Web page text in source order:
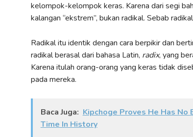
kelompok-kelompok keras. Karena dari segi
kalangan “ekstrem”, bukan radikal. Sebab
Radikal itu identik dengan cara berpikir dan
radikal berasal dari bahasa Latin, radix, yang
Karena itulah orang-orang yang keras tidak
pada mereka.
Baca Juga: Kipchoge Proves He Has No
Time In History